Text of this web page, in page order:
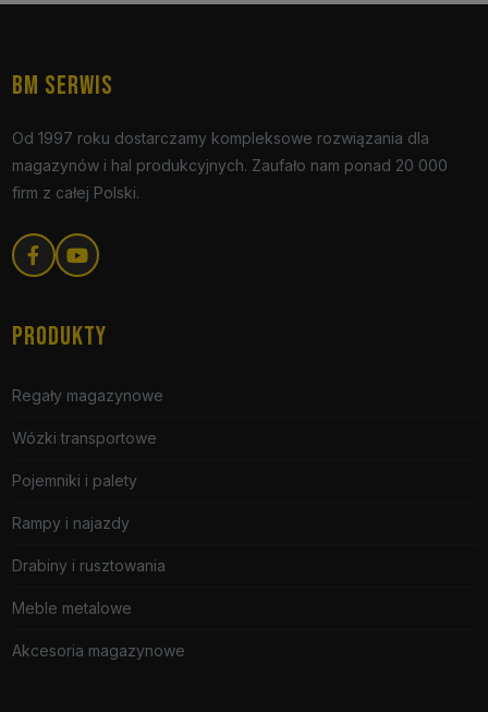
BM SERWIS
Od 1997 roku dostarczamy kompleksowe rozwiązania dla
magazynów i hal produkcyjnych. Zaufało nam ponad 20 000
firm z całej Polski.
PRODUKTY
Regały magazynowe
Wózki transportowe
Pojemniki i palety
Rampy i najazdy
Drabiny i rusztowania
Meble metalowe
Akcesoria magazynowe